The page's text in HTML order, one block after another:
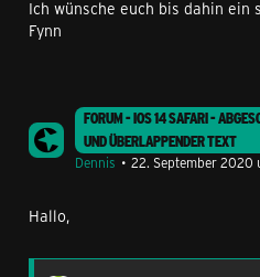
Ich wünsche euch bis dahin ein
Fynn
FORUM - IOS 14 SAFARI -
UND ÜBERLAPPENDER TEXT
Dennis
22. September 2020
Hallo,